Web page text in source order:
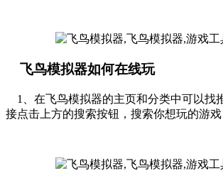
飞鸟模拟器如何在线玩
1、在飞鸟模拟器的主页和分类中可以找
接点击上方的搜索按钮，搜索你想玩的游戏